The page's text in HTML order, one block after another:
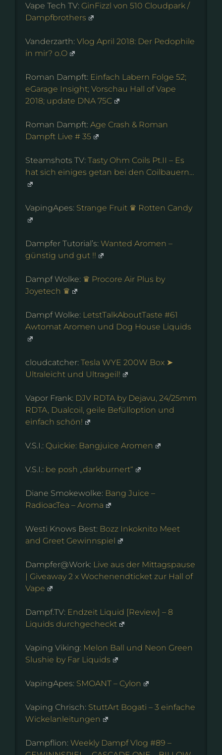
Vape Tech TV: GinFizzl von 510 Cloudpark /
Dampfbrothers
Vanderzarth: Vlog April 2018: Der Pedophile
in mir? o.O
Roman Dampft: Einfach Labern Folge 52;
eGarage Insight; Vorschau Hall of Vape
2018; update DNA 75C
Roman Dampft: Age Crash & Roman
Dampft Live # 35
Steamshots TV: Tasty Ohm Coils Pt.II – Es
hat sich einiges getan bei den Coilbauern…
VapingApes: Strange Fruit ♛ Rotten Candy
Dampfer Tutorial’s: Wanted Aromen –
günstig und gut !!
Dampf Wolke: ♛ Procore Air Plus by
Joyetech ♛
Dampf Wolke: LetstTalkAboutTaste #61
Awtomat Aromen und Dog House Liquids
cloudcatcher: Tesla WYE 200W Box ➤
Ultraleicht und Ultrageil!
Vapor Frank: DJV RDTA by Dejavu, 24/25mm
RDTA, Dualcoil, geile Befülloption und
einfach schön!
V.S.I.: Quickie: Bangjuice Aromen
V.S.I.: be posh „darkburnert“
Diane Smokewolke: Bang Juice –
RadioacTea – Aroma
Westi Knows Best: Bozz Inkoknito Meet
and Greet Gewinnspiel
Dampfer@Work: Live aus der Mittagspause
| Giveaway 2 x Wochenendticket zur Hall of
Vape
Dampf.TV: Endzeit Liquid [Review] – 8
Liquids durchgecheckt
Vaping Viking: Melon Ball und Neon Green
Slushie by Far Liquids
VapingApes: SMOANT – Cylon
Vaping Chrisch: StuttArt Bogati – 3 einfache
Wickelanleitungen
Dampflion: Weekly Dampf Vlog #89 –